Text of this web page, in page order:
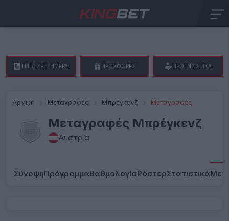
Αρχική Μεταγραφές Μπρέγκενζ Μεταγραφές
Μεταγραφές Μπρέγκενζ
Αυστρία
ΣύνοψηΠρόγραμμαΒαθμολογίαΡόστερΣτατιστικά
ΤΙ ΠΑΙΖΕΙ ΣΗΜΕΡΑ ΠΡΟΣΦΟΡΕΣ ΠΡΟΓΝΩΣΤΙΚΑ